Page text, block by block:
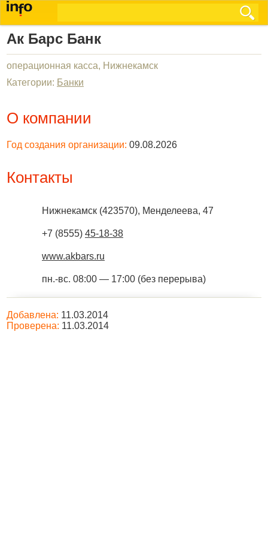
Ак Барс Банк
операционная касса, Нижнекамск
Категории: Банки
О компании
Год создания организации: 09.08.2026
Контакты
Нижнекамск (423570), Менделеева, 47
+7 (8555) 45-18-38
www.akbars.ru
пн.-вс. 08:00 — 17:00 (без перерыва)
Добавлена: 11.03.2014
Проверена: 11.03.2014